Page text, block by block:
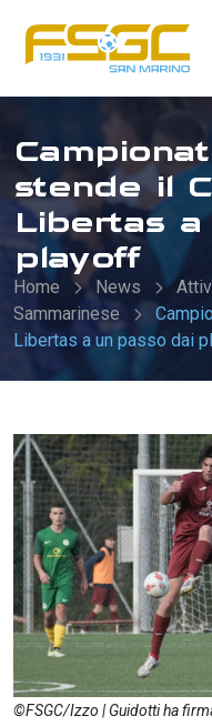
stende il
Libertas a
playoff
Home News
Sammarinese
Libertas a un passo dai
©FSGC/Izzo | Guidotti ha